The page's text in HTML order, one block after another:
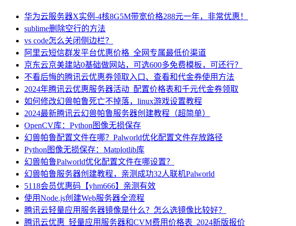
华为云服务器X实例-4核8G5M带宽价格288元一年，非常优惠！
sublime删除空行的方法
vs code怎么关闭侧边栏？
阿里云短信群发平台优惠价格_全网专属最低价渠道
京东云京美建站0基础做网站，可选600多免费模板，可还行？
不看后悔的腾讯云优惠券领取入口、查看和代金券使用方法
2024年腾讯云优惠服务器活动_配置价格表和千元代金券领取
如何修改幻兽帕鲁死亡不掉落，linux游戏设置教程
2024最新腾讯云幻兽帕鲁服务器创建教程（超简单）
OpenCV库：Python图像无损保存
幻兽帕鲁配置文件在哪？Palworld优化配置文件存放路径
Python图像无损保存：Matplotlib库
幻兽帕鲁Palworld优化配置文件在哪设置？
幻兽帕鲁服务器创建教程，亲测成功32人联机Palworld
5118会员优惠码【yhm666】亲测有效
使用Node.js创建Web服务器全流程
腾讯云轻量应用服务器镜像是什么？怎么选镜像比较好？
腾讯云优惠_轻量应用服务器和CVM费用价格表_2024新版报价